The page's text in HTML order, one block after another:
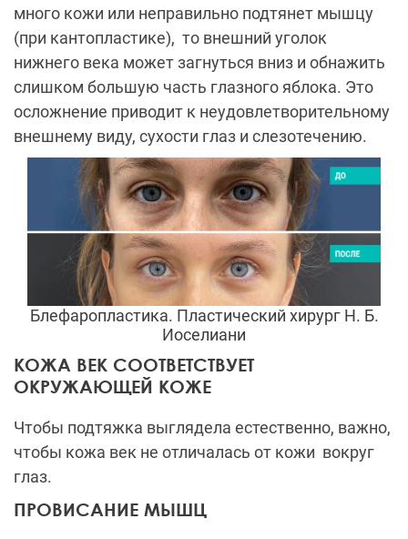
много кожи или неправильно подтянет мышцу
(при кантопластике), то внешний уголок
нижнего века может загнуться вниз и обнажить
слишком большую часть глазного яблока. Это
осложнение приводит к неудовлетворительному
внешнему виду, сухости глаз и слезотечению.
Блефаропластика. Пластический хирург Н. Б.
Иоселиани
КОЖА ВЕК СООТВЕТСТВУЕТ
ОКРУЖАЮЩЕЙ КОЖЕ
Чтобы подтяжка выглядела естественно, важно,
чтобы кожа век не отличалась от кожи вокруг
глаз.
ПРОВИСАНИЕ МЫШЦ